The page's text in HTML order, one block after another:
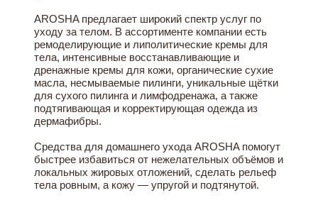
AROSHA предлагает широкий спектр услуг по
уходу за телом. В ассортименте компании есть
ремоделирующие и липолитические кремы для
тела, интенсивные восстанавливающие и
дренажные кремы для кожи, органические сухие
масла, несмываемые пилинги, уникальные щётки
для сухого пилинга и лимфодренажа, а также
подтягивающая и корректирующая одежда из
дермафибры.
Средства для домашнего ухода AROSHA помогут
быстрее избавиться от нежелательных объёмов и
локальных жировых отложений, сделать рельеф
тела ровным, а кожу — упругой и подтянутой.